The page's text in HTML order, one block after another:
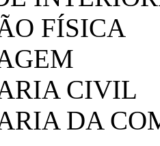
FÍSICA
CIVIL
DA